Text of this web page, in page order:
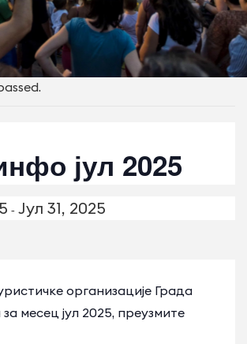
јул 2025
- Јул 31, 2025
организације Града
месец јул 2025, преузмите